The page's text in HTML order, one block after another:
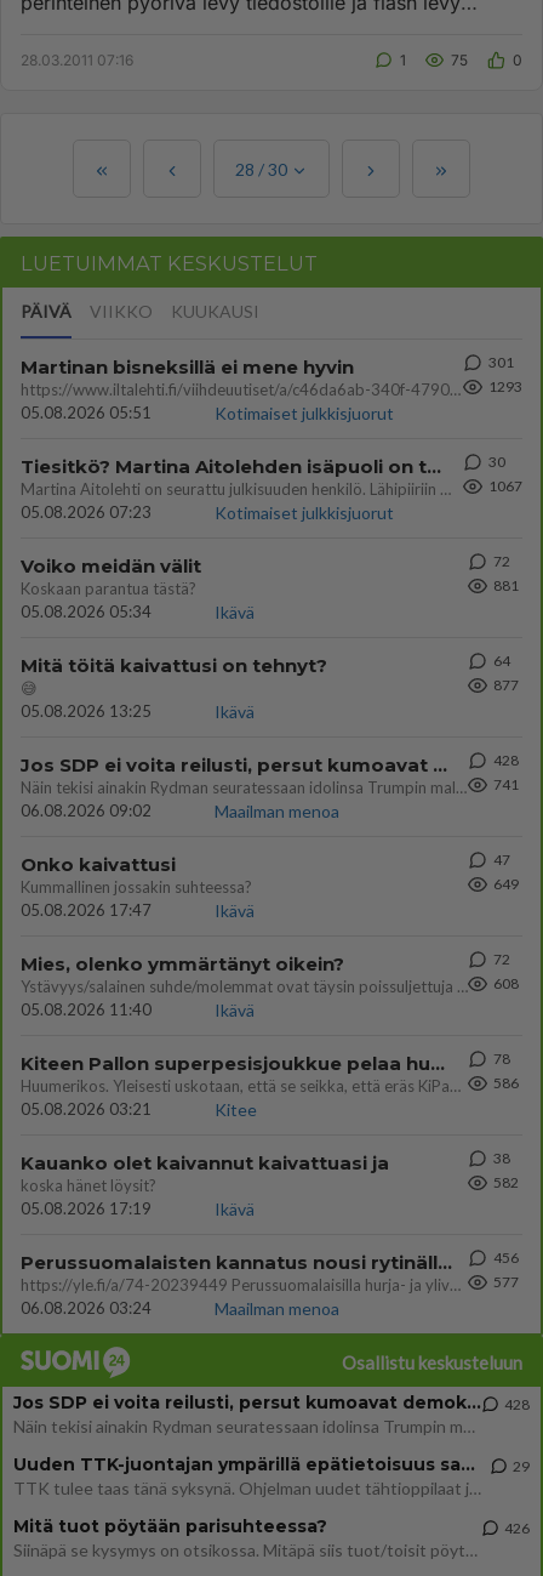
28.03.2011 07:16 1 75 0
28 /30
LUETUIMMAT KESKUSTELUT
PÄIVÄ VIIKKO KUUKAUSI
Martinan bisneksillä ei mene hyvin
https://www.iltalehti.fi/viihdeuutiset/a/c46da6ab-340f-4790-aaa7-0865eed2336 Yrityksen konkurssihakemus on tullut kärä
05.08.2026 05:51
Kotimaiset julkkisjuorut
301
1293
Tiesitkö? Martina Aitolehden isäpuoli on tämä suosittu laulaja
Martina Aitolehti on seurattu julkisuuden henkilö. Lähipiiriin mahtuu muitakin tunnettuja henkilöitä. Tiesitkö, että Ma
05.08.2026 07:23
Kotimaiset julkkisjuorut
30
1067
Voiko meidän välit
Koskaan parantua tästä?
05.08.2026 05:34
Ikävä
72
881
Mitä töitä kaivattusi on tehnyt?
😅
05.08.2026 13:25
Ikävä
64
877
Jos SDP ei voita reilusti, persut kumoavat demokratian Suomesta
Näin tekisi ainakin Rydman seuratessaan idolinsa Trumpin mallia https://www.is.fi/politiikka/art-2000012187244.html
06.08.2026 09:02
Maailman menoa
428
741
Onko kaivattusi
Kummallinen jossakin suhteessa?
05.08.2026 17:47
Ikävä
47
649
Mies, olenko ymmärtänyt oikein?
Ystävyys/salainen suhde/molemmat ovat täysin poissuljettuja asioita? Nainen
05.08.2026 11:40
Ikävä
72
608
Kiteen Pallon superpesisjoukkue pelaa huumeiden vaikutuksen alaisena
Huumerikos. Yleisesti uskotaan, että se seikka, että eräs KiPan pelaaja kärähtää huumeista, on vain jäävuoren huippu. M
05.08.2026 03:21
Kitee
78
586
Kauanko olet kaivannut kaivattuasi ja
koska hänet löysit?
05.08.2026 17:19
Ikävä
38
582
Perussuomalaisten kannatus nousi rytinällä Ylen tänään julkaisemassa tuoreimmassa gallup-kyselyssä.
https://yle.fi/a/74-20239449 Perussuomalaisilla hurja- ja ylivoimaisesti suurin nousu tässä uudessa Ylen gallupissa. Kyl
06.08.2026 03:24
Maailman menoa
456
577
Osallistu keskusteluun
Jos SDP ei voita reilusti, persut kumoavat demokratian Suomesta
Näin tekisi ainakin Rydman seuratessaan idolinsa Trumpin mallia https://www.is.fi/politiikka/art-2000012187244.html
428
Uuden TTK-juontajan ympärillä epätietoisuus sakenee - Nyt MTV hämmentää soppaa
TTK tulee taas tänä syksynä. Ohjelman uudet tähtioppilaat julkistetaan torstaina 6. elokuuta klo 14 alkavassa lehdistö
29
Mitä tuot pöytään parisuhteessa?
Siinäpä se kysymys on otsikossa. Mitäpä siis tuot/toisit pöytään parisuhteessa? Oletko mies vai nainen? Koetko sen mitä
426